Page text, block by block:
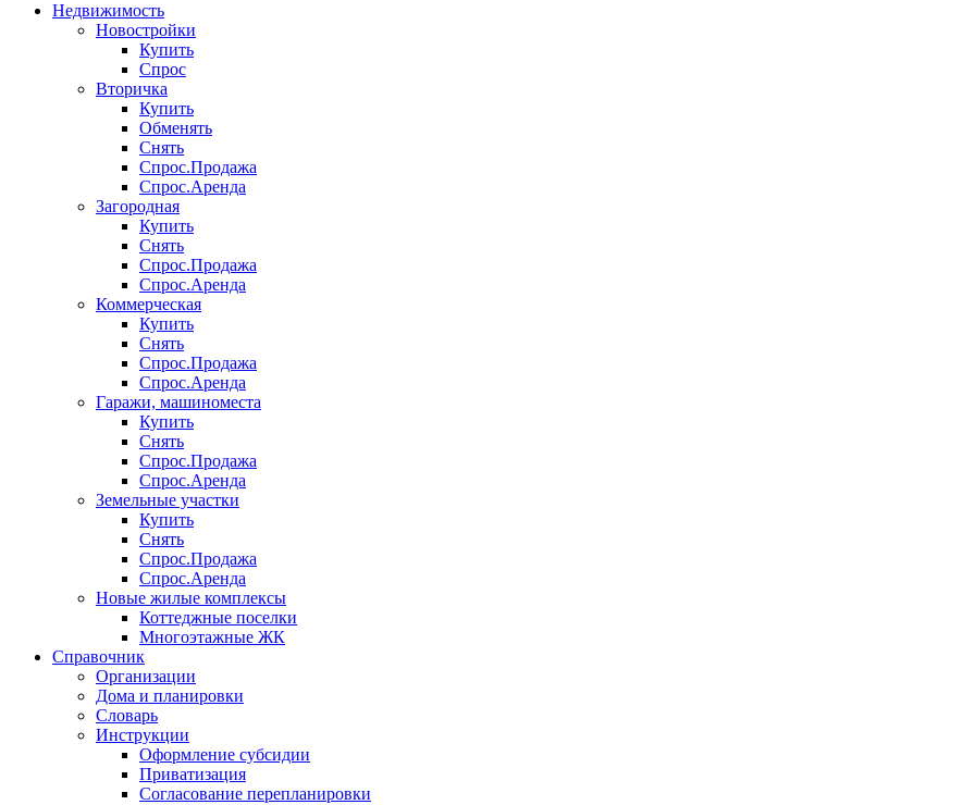
Недвижимость
Новостройки
Купить
Спрос
Вторичка
Купить
Обменять
Снять
Спрос.Продажа
Спрос.Аренда
Загородная
Купить
Снять
Спрос.Продажа
Спрос.Аренда
Коммерческая
Купить
Снять
Спрос.Продажа
Спрос.Аренда
Гаражи, машиноместа
Купить
Снять
Спрос.Продажа
Спрос.Аренда
Земельные участки
Купить
Снять
Спрос.Продажа
Спрос.Аренда
Новые жилые комплексы
Коттеджные поселки
Многоэтажные ЖК
Справочник
Организации
Дома и планировки
Словарь
Инструкции
Оформление субсидии
Приватизация
Согласование перепланировки